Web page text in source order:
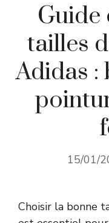
Guide
tailles
Adidas :
15/01/
Choisir la bonne